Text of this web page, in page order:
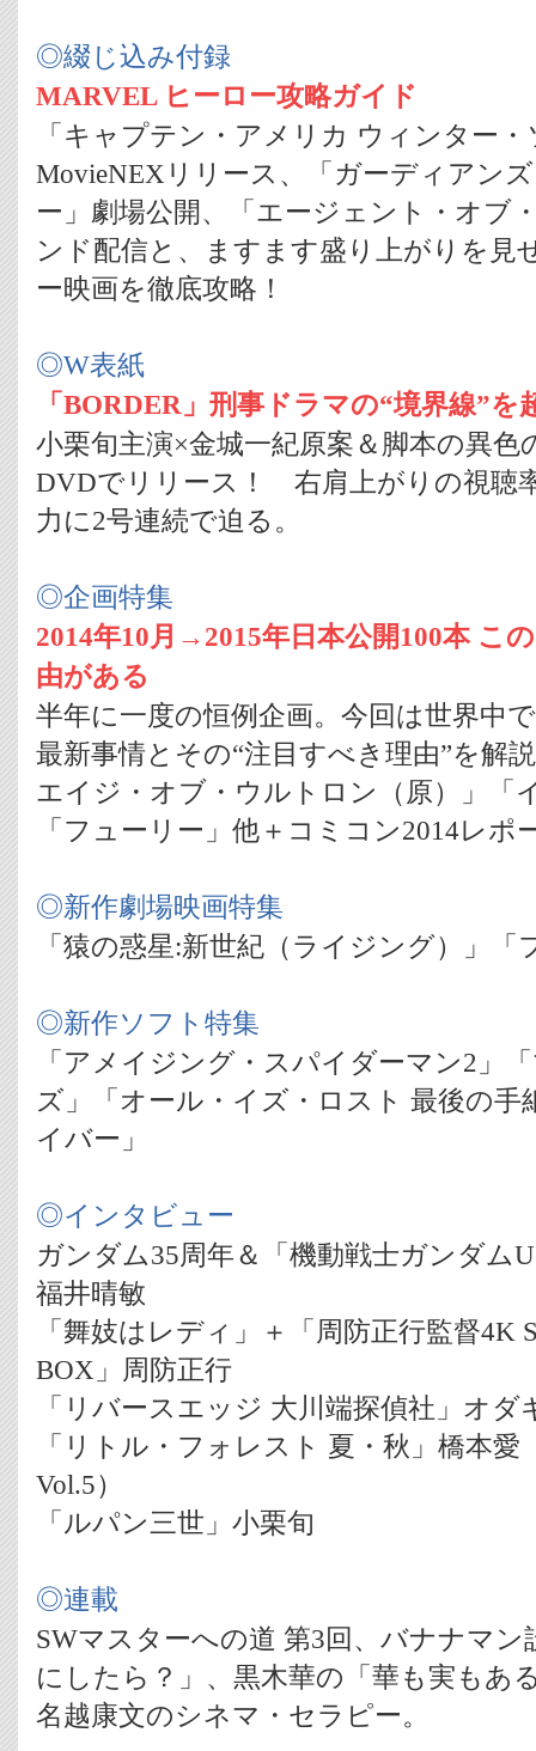
◎綴じ込み付録
MARVEL ヒーロー攻略ガイド
「キャプテン・アメリカ ウィンター
MovieNEXリリース、「ガーディアン
ー」劇場公開、「エージェント・オブ
ンド配信と、ますます盛り上がりを見
ー映画を徹底攻略！
◎W表紙
「BORDER」刑事ドラマの“境界線”を
小栗旬主演×金城一紀原案＆脚本の異色
DVDでリリース！ 右肩上がりの視聴
力に2号連続で迫る。
◎企画特集
2014年10月→2015年日本公開100本 こ
由がある
半年に一度の恒例企画。今回は世界中
最新事情とその“注目すべき理由”を解
エイジ・オブ・ウルトロン（原）」「
「フューリー」他＋コミコン2014レポ
◎新作劇場映画特集
「猿の惑星:新世紀（ライジング）」
◎新作ソフト特集
「アメイジング・スパイダーマン2」
ズ」「オール・イズ・ロスト 最後の手
イバー」
◎インタビュー
ガンダム35周年＆「機動戦士ガンダム
福井晴敏
「舞妓はレディ」＋「周防正行監督4K
BOX」周防正行
「リバースエッジ 大川端探偵社」オダ
「リトル・フォレスト 夏・秋」橋本
Vol.5）
「ルパン三世」小栗旬
◎連載
SWマスターへの道 第3回、バナナマン
にしたら？」、黒木華の「華も実もあ
名越康文のシネマ・セラピー。